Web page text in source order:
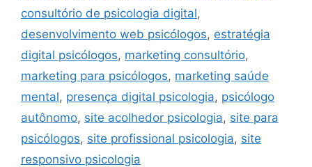
consultório de psicologia digital,
desenvolvimento web psicólogos, estratégia
digital psicólogos, marketing consultório,
marketing para psicólogos, marketing saúde
mental, presença digital psicologia, psicólogo
autônomo, site acolhedor psicologia, site para
psicólogos, site profissional psicologia, site
responsivo psicologia